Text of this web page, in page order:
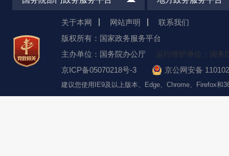
关于本网 网站声明
联系我们
版权所有：国家政务服务平台
主办单位：国务院办公厅
运行维护单位：国务
京ICP备05070218号-3
京公网安备
建议您使用IE9及以上版本、Edge、Chrome、Firefox和